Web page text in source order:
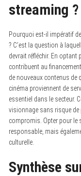
streaming ?
Pourquoi est-il impératif
? C’est la question à
devrait réfléchir. En
contribuent au
de nouveaux contenus de
cinéma proviennent de
essentiel dans le secteur.
visionnage sans risque
compromis. Opter pour le
responsable, mais
culturelle.
Synthèse